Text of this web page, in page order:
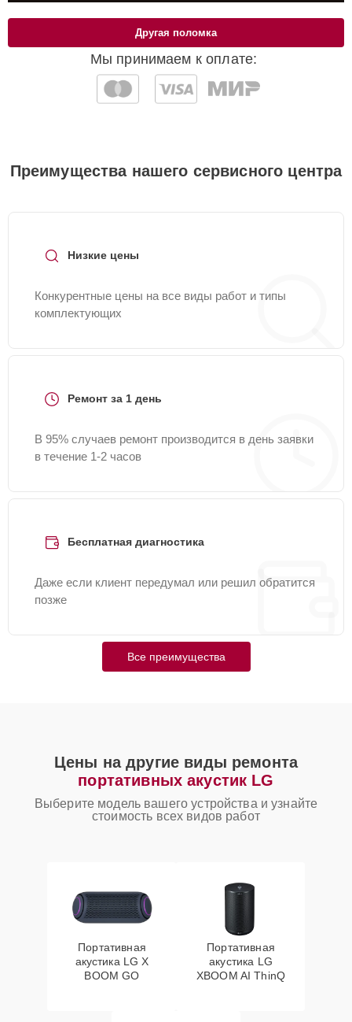
Мы принимаем к оплате:
Другая поломка
Преимущества нашего сервисного центра
Низкие цены
Конкурентные цены на все виды работ и типы
комплектующих
Ремонт за 1 день
В 95% случаев ремонт производится в день заявки
в течение 1-2 часов
Бесплатная диагностика
Даже если клиент передумал или решил обратится
позже
Все преимущества
Цены на другие виды ремонта
портативных акустик LG
Выберите модель вашего устройства и узнайте
стоимость всех видов работ
Портативная
акустика LG X
BOOM GO
Портативная
акустика LG
XBOOM AI ThinQ